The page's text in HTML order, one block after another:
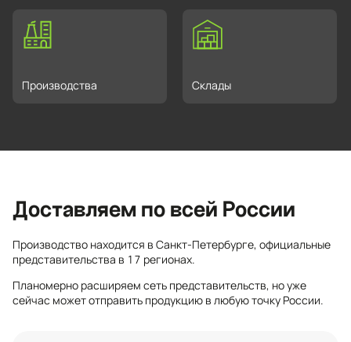
Производства Склады
Доставляем по всей России
Производство находится в Санкт-Петербурге, официальные
представительства в 17 регионах.
Планомерно расширяем сеть представительств, но уже
сейчас может отправить продукцию в любую точку России.